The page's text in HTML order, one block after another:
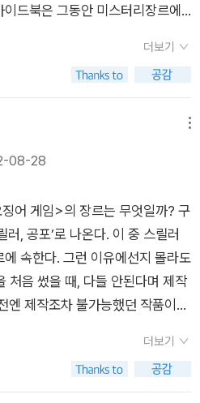
드북은 그동안 미스터리장르에
작/흥행작들을 알려주니 너무 유용
필요없이 읽을 책 리스트들이 엄
더보기
08-28
어 게임>의 장르는 무엇일까? 구
러, 공포’로 나온다. 이 중 스릴러
속한다. 그런 이유에선지 몰라도
처음 썼을 때, 다들 안된다며 제작
엔 제작조차 불가능했던 작품이
된 것이 가장 큰 이유일 것이다. 하
루함을 예방하기 좋은 방법이 ‘장
더보기